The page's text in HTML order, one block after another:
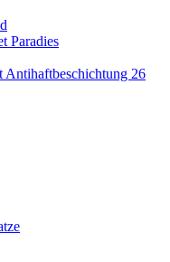
Paradies
Antihaftbeschichtung 26